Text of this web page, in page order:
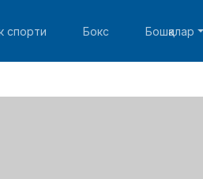
спорти Бокс Бошқалар